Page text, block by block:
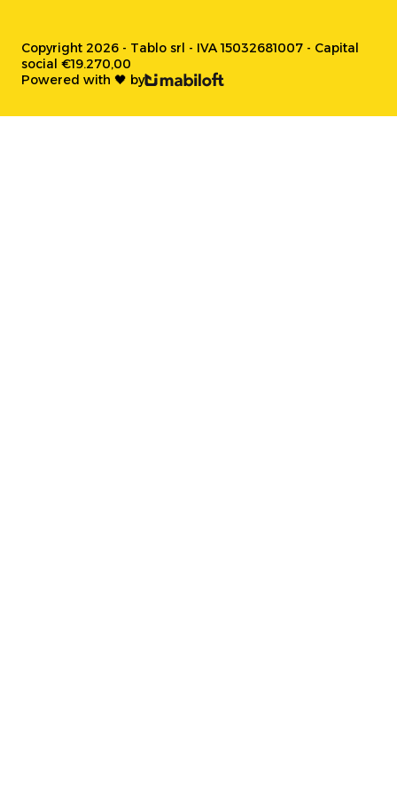
Copyright 2026 - Tablo srl - IVA 15032681007 - Capital
social €19.270,00
Powered with 🖤 by